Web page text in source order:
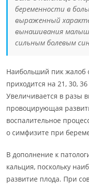
беременности в
выраженный
вынашивания
сильным болевым
Наибольший пик жалоб
приходится на 21, 30,
Увеличивается в разы
провоцирующая
воспалительное
о симфизите при
В дополнение к
кальция, поскольку
развитие плода. При